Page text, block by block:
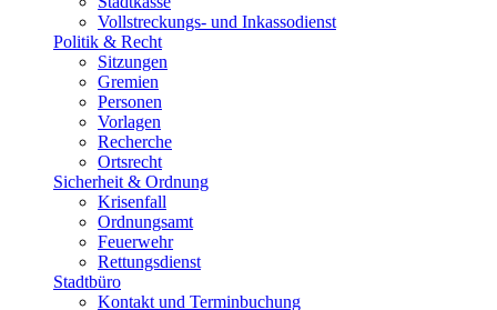
Vollstreckungs- und Inkassodienst
Politik & Recht
Sitzungen
Gremien
Personen
Vorlagen
Recherche
Ortsrecht
Sicherheit & Ordnung
Krisenfall
Ordnungsamt
Feuerwehr
Rettungsdienst
Stadtbüro
Kontakt und Terminbuchung